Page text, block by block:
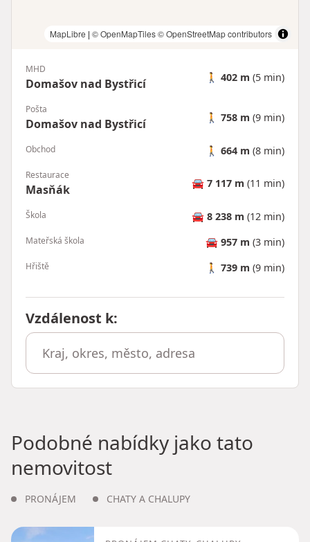
MapLibre | © OpenMapTiles© OpenStreetMap contributors
MHD
Domašov nad Bystřicí 🚶 402 m (5 min)
Pošta
Domašov nad Bystřicí 🚶 758 m (9 min)
Obchod 🚶 664 m (8 min)
Restaurace
Masňák 🚘 7 117 m (11 min)
Škola 🚘 8 238 m (12 min)
Mateřská škola 🚘 957 m (3 min)
Hřiště 🚶 739 m (9 min)
Vzdálenost k:
Podobné nabídky jako tato
nemovitost
PRONÁJEM CHATY A CHALUPY